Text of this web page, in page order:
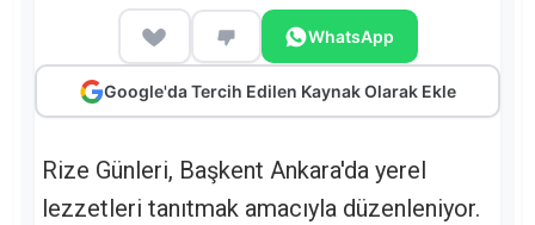
WhatsApp
Google'da Tercih Edilen Kaynak Olarak Ekle
Rize Günleri, Başkent Ankara'da yerel
lezzetleri tanıtmak amacıyla düzenleniyor.